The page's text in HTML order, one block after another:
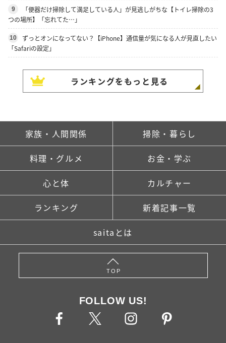
9
「便器だけ掃除して満足している人」が見逃しがちな【トイレ掃除の3
つの場所】「忘れてた…」
10
ずっとオンになってない？【iPhone】通信量が気になる人が見直したい
「Safariの設定」
ランキングをもっと見る
家族・人間関係 掃除・暮らし
料理・グルメ お金・学ぶ
心と体 カルチャー
ランキング 新着記事一覧
saitaとは
TOP
FOLLOW US!